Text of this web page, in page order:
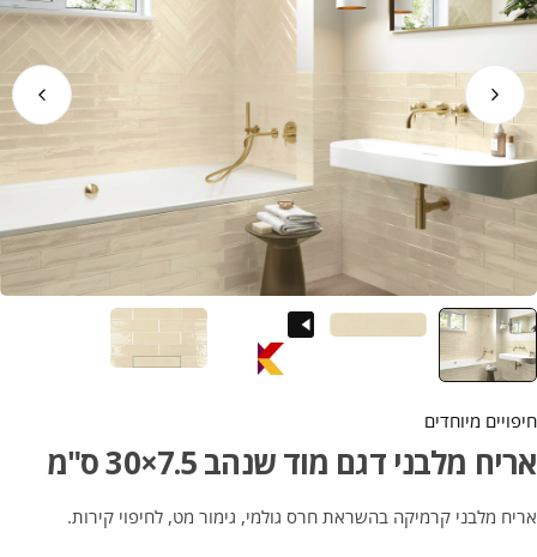
חיפויים מיוחדים
אריח מלבני דגם מוד שנהב 7.5×30 ס"מ
אריח מלבני קרמיקה בהשראת חרס גולמי, גימור מט, לחיפוי קירות.